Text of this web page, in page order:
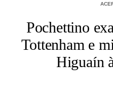
Pochettino
Tottenham e
Higuaín